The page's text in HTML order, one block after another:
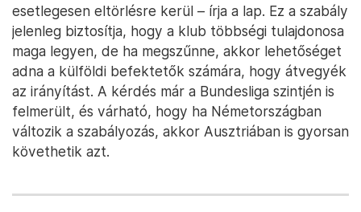
esetlegesen eltörlésre kerül – írja a lap. Ez a szabály
jelenleg biztosítja, hogy a klub többségi tulajdonosa
maga legyen, de ha megszűnne, akkor lehetőséget
adna a külföldi befektetők számára, hogy átvegyék
az irányítást. A kérdés már a Bundesliga szintjén is
felmerült, és várható, hogy ha Németországban
változik a szabályozás, akkor Ausztriában is gyorsan
követhetik azt.